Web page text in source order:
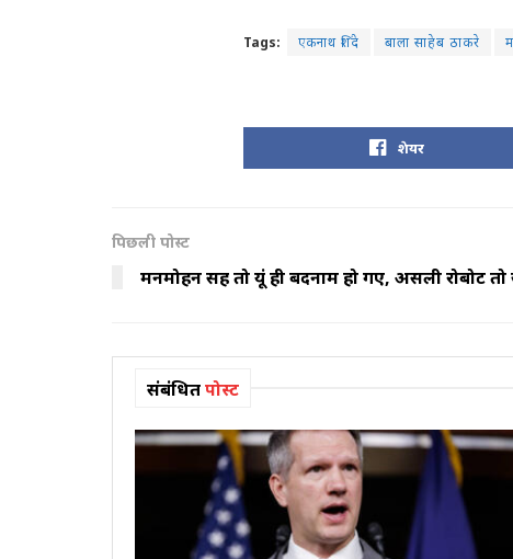
Tags: एकनाथ शिंदे बाला साहेब ठाकरे
शेयर
पिछली पोस्ट
मनमोहन सिंह तो यूं ही बदनाम हो गए, असली रोबोट
संबंधितपोस्ट